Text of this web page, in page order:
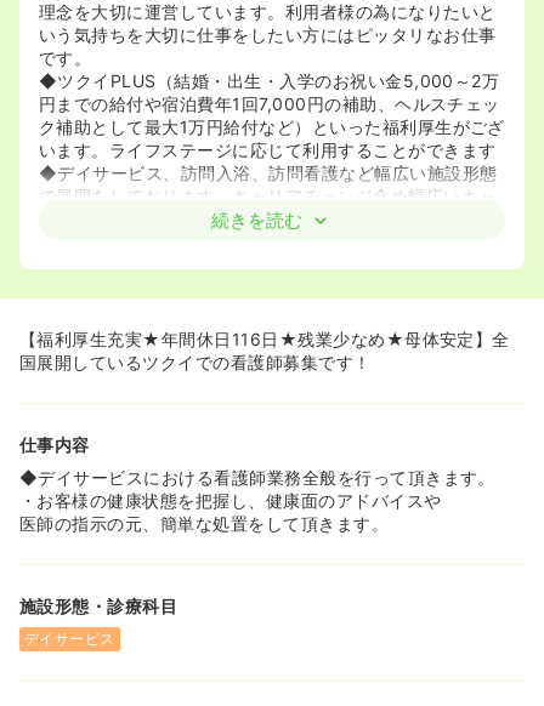
理念を大切に運営しています。利用者様の為になりたいと
いう気持ちを大切に仕事をしたい方にはピッタリなお仕事
です。
◆ツクイPLUS（結婚・出生・入学のお祝い金5,000～2万
円までの給付や宿泊費年1回7,000円の補助、ヘルスチェッ
ク補助として最大1万円給付など）といった福利厚生がござ
います。ライフステージに応じて利用することができます
◆デイサービス、訪問入浴、訪問看護など幅広い施設形態
で展開をしております。キャリアチェンジ含め幅広いキャ
リア選択を行うことができます。
≪教育体制・研修が充実しています！≫
験の方でも安心して仕事をする事ができます！
続きを読む
【福利厚生充実★年間休日116日★残業少なめ★母体安定】全
国展開しているツクイでの看護師募集です！
仕事内容
◆デイサービスにおける看護師業務全般を行って頂きます。
・お客様の健康状態を把握し、健康面のアドバイスや
医師の指示の元、簡単な処置をして頂きます。
施設形態・診療科目
デイサービス